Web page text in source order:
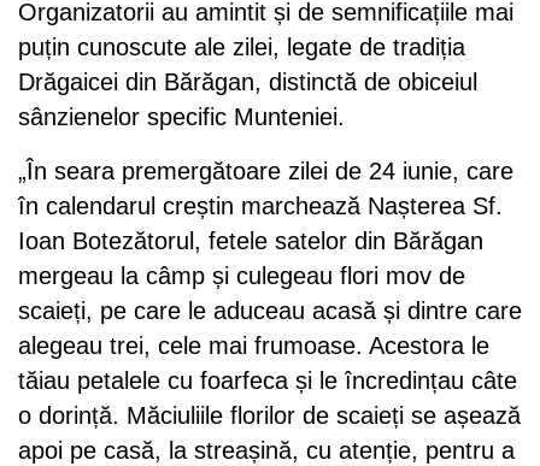
Organizatorii au amintit și de semnificațiile mai
puțin cunoscute ale zilei, legate de tradiția
Drăgaicei din Bărăgan, distinctă de obiceiul
sânzienelor specific Munteniei.
„În seara premergătoare zilei de 24 iunie, care
în calendarul creștin marchează Nașterea Sf.
Ioan Botezătorul, fetele satelor din Bărăgan
mergeau la câmp și culegeau flori mov de
scaieți, pe care le aduceau acasă și dintre care
alegeau trei, cele mai frumoase. Acestora le
tăiau petalele cu foarfeca și le încredințau câte
o dorință. Măciuliile florilor de scaieți se așează
apoi pe casă, la streașină, cu atenție, pentru a